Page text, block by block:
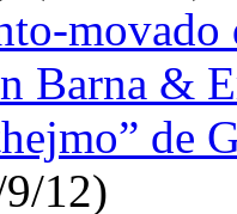
Barna &
de
12)